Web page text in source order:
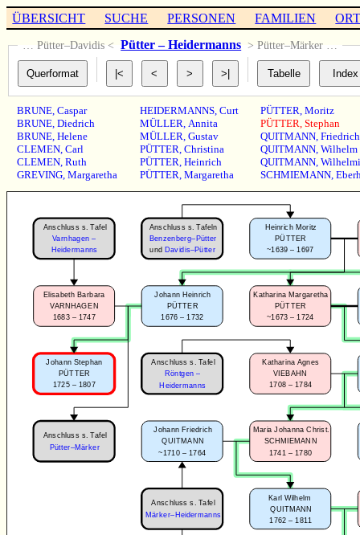
ÜBERSICHT SUCHE PERSONEN FAMILIEN
… Pütter–Davidis < Pütter – Heidermanns > Pütter–Märker …
BRUNE,Caspar
BRUNE,Diedrich
BRUNE,Helene
CLEMEN,Carl
CLEMEN,Ruth
GREVING,Margaretha
HEIDERMANNS, Curt
MÜLLER, Annita
MÜLLER, Gustav
PÜTTER, Christina
PÜTTER, Heinrich
PÜTTER, Margaretha
PÜTTER, Moritz
PÜTTER, Stephan
QUITMANN, Friedrich
QUITMANN, Wilhelm
QUITMANN,
SCHMIEMANN,
Johann Stephan
PÜTTER
1725 – 1807
Johann Heinrich
PÜTTER
1676 – 1732
Elisabeth Barbara
VARNHAGEN
1683 – 1747
Heinrich Moritz
PÜTTER
~1639 – 1697
Katharina Margaretha
PÜTTER
~1673 – 1724
Katharina Agnes
VIEBAHN
1708 – 1784
Karl Wilhelm
QUITMANN
1762 – 1811
Anschluss s. Tafeln
Benzenberg–Pütter
und Davidis–Pütter
Johann Friedrich
QUITMANN
~1710 – 1764
Maria Johanna Christ.
SCHMIEMANN
1741 – 1780
Anschluss s. Tafel
Märker–Heidermanns
Anschluss s. Tafel
Röntgen –
Heidermanns
Anschluss s. Tafel
Pütter–Märker
Anschluss s. Tafel
Varnhagen –
Heidermanns